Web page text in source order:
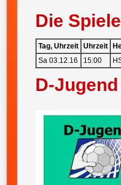
Die
Tag, Uhrzeit Uhrzeit
Sa 03.12.16
15:00
D-